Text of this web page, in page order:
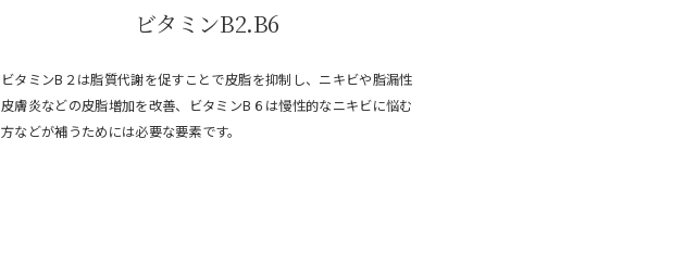
ビタミンB2.B6
ビタミンB２は脂質代謝を促すことで皮脂を抑制し、ニキビや脂漏性
皮膚炎などの皮脂増加を改善、ビタミンB６は慢性的なニキビに悩む
方などが補うためには必要な要素です。